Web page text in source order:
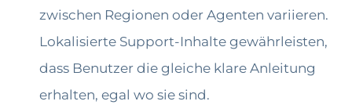
zwischen Regionen oder Agenten variieren.
Lokalisierte Support-Inhalte gewährleisten,
dass Benutzer die gleiche klare Anleitung
erhalten, egal wo sie sind.